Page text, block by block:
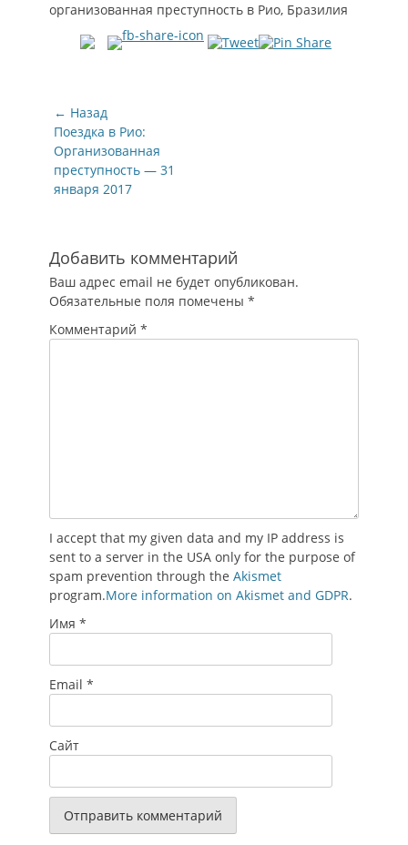
организованная преступность в Рио, Бразилия
Навигация
по
записям
← Назад
Предыдущая
запись:
Поездка в Рио:
Организованная
преступность — 31
января 2017
Добавить комментарий
Ваш адрес email не будет опубликован.
Обязательные поля помечены *
Комментарий *
I accept that my given data and my IP address is
sent to a server in the USA only for the purpose of
spam prevention through the Akismet
program.More information on Akismet and GDPR.
Имя *
Email *
Сайт